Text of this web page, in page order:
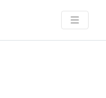
元帥廟宇資
與您有緣的